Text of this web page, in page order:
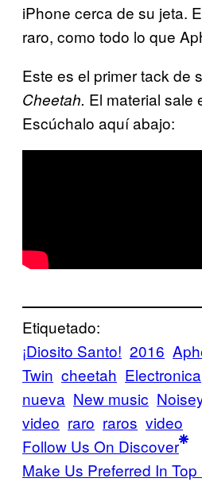
iPhone cerca de su jeta.
raro, como todo lo que
Este es el primer tack de
Cheetah. El material sale
Escúchalo aquí abajo:
Etiquetado:
¡Diosito Santo! 2016
Twin cheetah Electronica
nueva New music
video raro raros video
Follow Us On Discover
Make Us Preferred In Top